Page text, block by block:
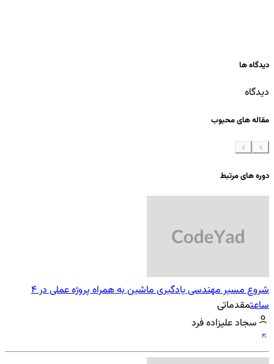
دیدگاه ها
دیدگاه
مقاله های محبوب
دوره های مرتبط
شروع مسیر مهندسی یادگیری ماشین به همراه پروژه عملی در 4
ساعتمقدماتی
سجاد علیزاده فرد